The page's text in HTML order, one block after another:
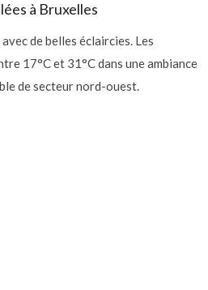
à Bruxelles
de belles éclaircies. Les
17°C et 31°C dans une ambiance
de secteur nord-ouest.